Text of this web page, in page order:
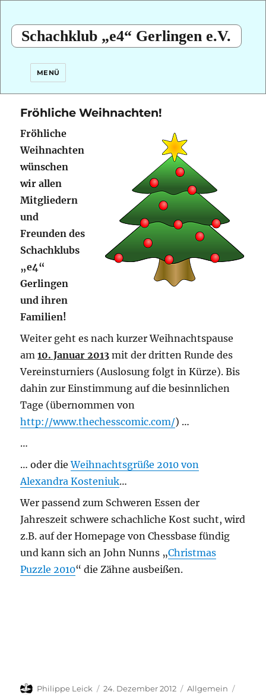
Schachklub „e4“ Gerlingen e.V.
MENÜ
Fröhliche Weihnachten!
Fröhliche
Weihnachten
wünschen
wir allen
Mitgliedern
und
Freunden des
Schachklubs
„e4“
Gerlingen
und ihren
Familien!
Weiter geht es nach kurzer Weihnachtspause
am10. Januar 2013 mit der dritten Runde des
Vereinsturniers (Auslosung folgt in Kürze). Bis
dahin zur Einstimmung auf die besinnlichen
Tage (übernommen von
http://www.thechesscomic.com/) …
…
… oder dieWeihnachtsgrüße 2010 von
Alexandra Kosteniuk…
Wer passend zum Schweren Essen der
Jahreszeit schwere schachliche Kost sucht, wird
z.B. auf der Homepage von Chessbase fündig
und kann sich an John Nunns „Christmas
Puzzle 2010“ die Zähne ausbeißen.
Autor
Philippe Leick
Veröffentlicht
24. Dezember 2012 Kategorien
Allgemein